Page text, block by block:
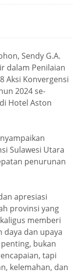
Sendy G.A.
dalam Penilaian
Aksi Konvergensi
2024 se-
Hotel Aston
Sulawesi Utara
penurunan
apresiasi
provinsi yang
memberi
daya dan upaya
bukan
tapi
kelemahan, dan